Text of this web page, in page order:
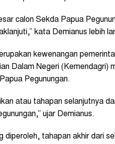
calon Sekda Papua
kata Demianus lebih
kewenangan
Dalam Negeri (Kemendagri)
Pegunungan.
atau tahapan selanjutnya
ujar Demianus.
diperoleh, tahapan akhir dari